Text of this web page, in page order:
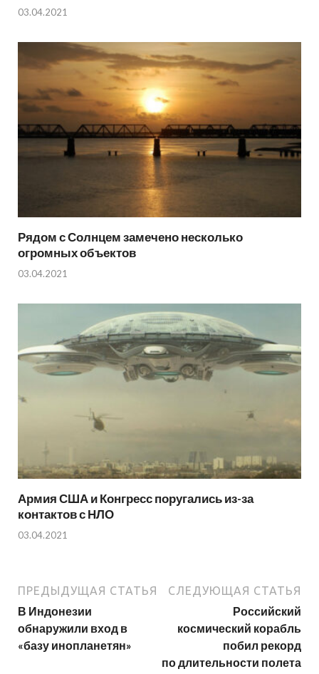
03.04.2021
Рядом с Солнцем замечено несколько
огромных объектов
03.04.2021
Армия США и Конгресс поругались из-за
контактов с НЛО
03.04.2021
ПРЕДЫДУЩАЯ СТАТЬЯ
В Индонезии
обнаружили вход в
«базу инопланетян»
СЛЕДУЮЩАЯ СТАТЬЯ
Российский
космический корабль
побил рекорд
по длительности полета